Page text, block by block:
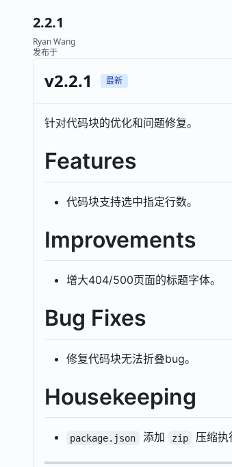
2.2.1
Ryan Wang
发布于
v2.2.1 最新
针对代码块的优化和问题修复。
Features
代码块支持选中指定行数。
Improvements
增大404/500页面的标题字体。
Bug Fixes
修复代码块无法折叠bug。
Housekeeping
package.json 添加 zip 压缩执